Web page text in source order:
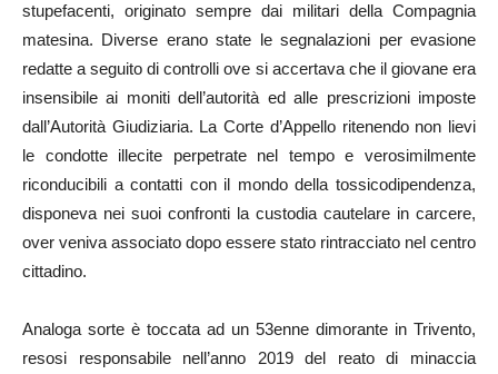
stupefacenti, originato sempre dai militari della Compagnia
matesina. Diverse erano state le segnalazioni per evasione
redatte a seguito di controlli ove si accertava che il giovane era
insensibile ai moniti dell’autorità ed alle prescrizioni imposte
dall’Autorità Giudiziaria. La Corte d’Appello ritenendo non lievi
le condotte illecite perpetrate nel tempo e verosimilmente
riconducibili a contatti con il mondo della tossicodipendenza,
disponeva nei suoi confronti la custodia cautelare in carcere,
over veniva associato dopo essere stato rintracciato nel centro
cittadino.
Analoga sorte è toccata ad un 53enne dimorante in Trivento,
resosi responsabile nell’anno 2019 del reato di minaccia